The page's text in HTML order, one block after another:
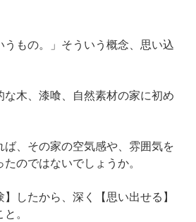
うもの。」そういう概念、思い込
な木、漆喰、自然素材の家に初め
ば、その家の空気感や、雰囲気を
のではないでしょうか。
したから、深く【思い出せる】
。